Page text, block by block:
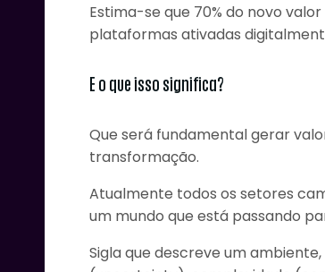
Estima-se que 70% do novo
plataformas ativadas
E o que isso significa?
Que será fundamental gerar
transformação.
Atualmente todos os setores
um mundo que está passando
Sigla que descreve um